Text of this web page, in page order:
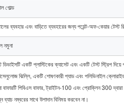
গোল্ড
ব্যবহার এবং বাড়িতে ব্যবহারের জন্য পয়েন্ট-অফ-কেয়ার টেস্ট
নমুনা
ডিভাইসটি একটি প্লাস্টিকের ক্যাসেট এবং একটি টেস্ট স্ট্রিপ
ঝিল্লি, একটি শোষণকারী প্যাড এবং পলিভিনাইল
বাফারটি পিবিএস বাফার, ট্রাইটন-100 এবং প্রোক্লিন 300
ব্যাচ নম্বরের সাথে উপাদান বিনিময় করবেন না।